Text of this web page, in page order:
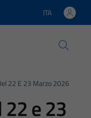
Lingua attiva:
ITA
22 E 23 Marzo 2026
e 23